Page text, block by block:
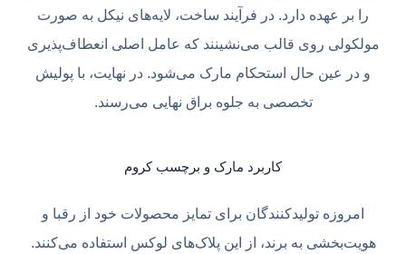
را بر عهده دارد. در فرآیند ساخت، لایه‌های نیکل به صورت
مولکولی روی قالب می‌نشینند که عامل اصلی انعطاف‌پذیری
و در عین حال استحکام مارک می‌شود. در نهایت، با پولیش
تخصصی به جلوه براق نهایی می‌رسند.
کاربرد مارک و برچسب کروم
امروزه تولیدکنندگان برای تمایز محصولات خود از رقبا و
هویت‌بخشی به برند، از این پلاک‌های لوکس استفاده می‌کنند.